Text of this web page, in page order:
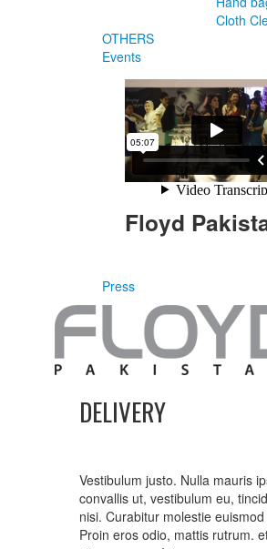
Cloth
OTHERS
Events
Floyd
Press
DELIVERY
Vestibulum justo. Nulla mauris
convallis ut, vestibulum eu,
nisi. Curabitur molestie
Proin eros odio, mattis rutrum.